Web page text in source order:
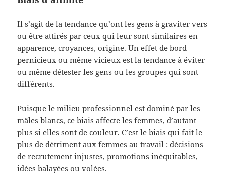
Il s’agit de la tendance qu’ont les gens à graviter vers
ou être attirés par ceux qui leur sont similaires en
apparence, croyances, origine. Un effet de bord
pernicieux ou même vicieux est la tendance à éviter
ou même détester les gens ou les groupes qui sont
différents.
Puisque le milieu professionnel est dominé par les
mâles blancs, ce biais affecte les femmes, d’autant
plus si elles sont de couleur. C’est le biais qui fait le
plus de détriment aux femmes au travail : décisions
de recrutement injustes, promotions inéquitables,
idées balayées ou volées.